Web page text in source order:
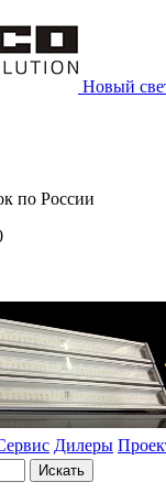
Новый
по России
Дилеры